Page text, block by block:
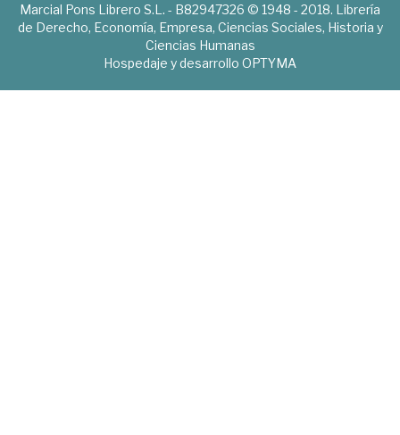
Marcial Pons Librero S.L. - B82947326 © 1948 - 2018. Librería
de Derecho, Economía, Empresa, Ciencias Sociales, Historia y
Ciencias Humanas
Hospedaje y desarrollo OPTYMA